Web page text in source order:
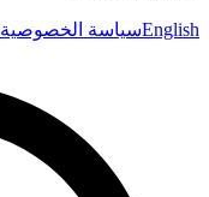
Englishسياسة الخصوصية